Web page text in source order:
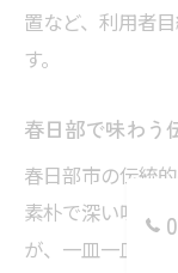
置など、利用者
す。
春日部で味わう
春日部市の伝統
素朴で深い味わ
が、一皿一皿に